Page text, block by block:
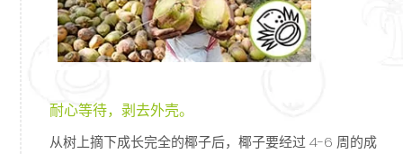
耐心等待，剥去外壳。
从树上摘下成长完全的椰子后，椰子要经过 4-6 周的成